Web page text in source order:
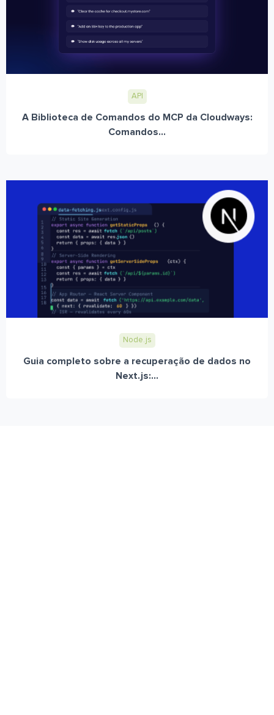
API
A Biblioteca de Comandos do MCP da Cloudways:
Comandos...
Node.js
Guia completo sobre a recuperação de dados no
Next.js:...